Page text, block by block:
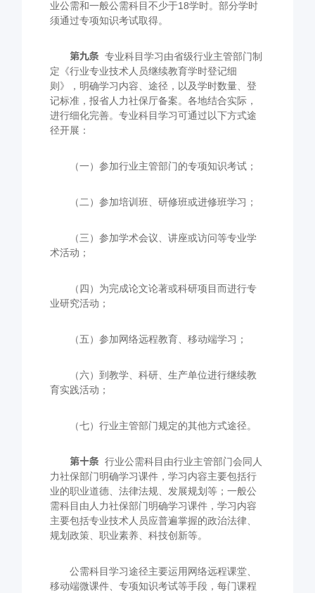
业公需和一般公需科目不少于18学时。部分学时
须通过专项知识考试取得。
第九条 专业科目学习由省级行业主管部门制
定《行业专业技术人员继续教育学时登记细
则》，明确学习内容、途径，以及学时数量、登
记标准，报省人力社保厅备案。各地结合实际，
进行细化完善。专业科目学习可通过以下方式途
径开展：
（一）参加行业主管部门的专项知识考试；
（二）参加培训班、研修班或进修班学习；
（三）参加学术会议、讲座或访问等专业学
术活动；
（四）为完成论文论著或科研项目而进行专
业研究活动；
（五）参加网络远程教育、移动端学习；
（六）到教学、科研、生产单位进行继续教
育实践活动；
（七）行业主管部门规定的其他方式途径。
第十条 行业公需科目由行业主管部门会同人
力社保部门明确学习课件，学习内容主要包括行
业的职业道德、法律法规、发展规划等；一般公
需科目由人力社保部门明确学习课件，学习内容
主要包括专业技术人员应普遍掌握的政治法律、
规划政策、职业素养、科技创新等。
公需科目学习途径主要运用网络远程课堂、
移动端微课件、专项知识考试等手段，每门课程